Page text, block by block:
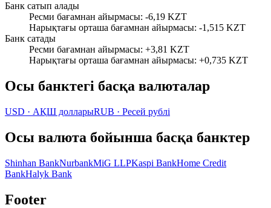
Банк сатып алады
Ресми бағамнан айырмасы: -6,19 KZT
Нарықтағы орташа бағамнан айырмасы: -1,515 KZT
Банк сатады
Ресми бағамнан айырмасы: +3,81 KZT
Нарықтағы орташа бағамнан айырмасы: +0,735 KZT
Осы банктегі басқа валюталар
USD · АҚШ долларыRUB · Ресей рублі
Осы валюта бойынша басқа банктер
Shinhan BankNurbankMiG LLPKaspi BankHome Credit
BankHalyk Bank
Footer